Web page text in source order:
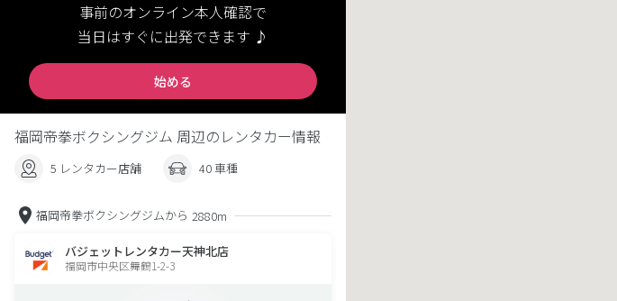
事前のオンライン本人確認で
当日はすぐに出発できます ♪
始める
福岡帝拳ボクシングジム 周辺のレンタカー情報
5 レンタカー店舗 40 車種
福岡帝拳ボクシングジムから 2880m
バジェットレンタカー天神北店
福岡市中央区舞鶴1-2-3